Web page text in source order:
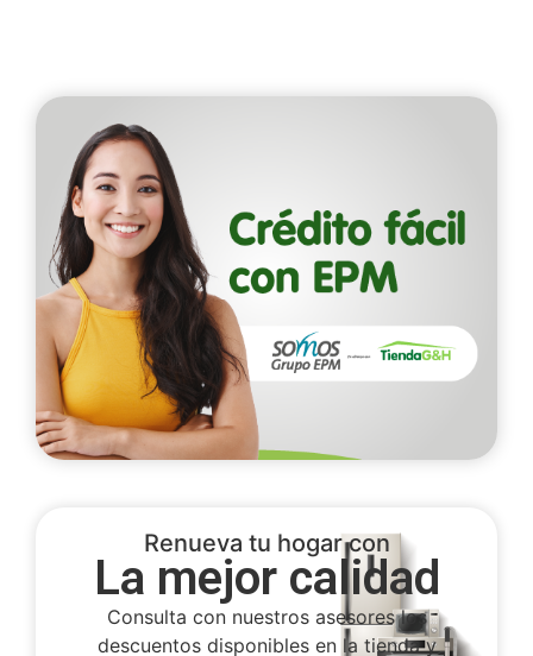
Renueva tu hogar con
La mejor calidad
Consulta con nuestros asesores los
descuentos disponibles en la tienda y